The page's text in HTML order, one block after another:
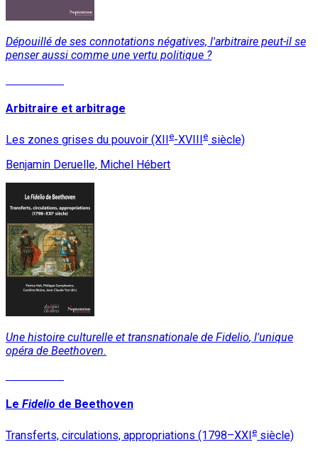
Dépouillé de ses connotations négatives, l'arbitraire peut-il se
penser aussi comme une vertu politique ?
Arbitraire et arbitrage
Les zones grises du pouvoir (XIIe-XVIIIe siècle)
Benjamin Deruelle, Michel Hébert
Une histoire culturelle et transnationale de Fidelio, l'unique
opéra de Beethoven.
Le Fidelio de Beethoven
Transferts, circulations, appropriations (1798–XXIe siècle)